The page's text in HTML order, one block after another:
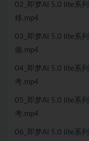
02_即梦AI 5.0 lite系
移.mp4
03_即梦AI 5.0 lite系
循.mp4
04_即梦AI 5.0 lite系
考.mp4
05_即梦AI 5.0 lite系
考.mp4
06_即梦AI 5.0 lite系